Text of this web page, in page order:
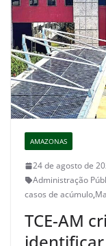
AMAZONAS
24 de agosto de
Administração
casos de acúmulo,
TCE-AM